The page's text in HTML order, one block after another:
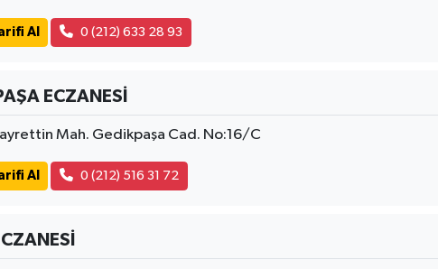
Al 0 (212) 633 28 93
ECZANESİ
Mah. Gedikpaşa Cad. No:16/C
Al 0 (212) 516 31 72